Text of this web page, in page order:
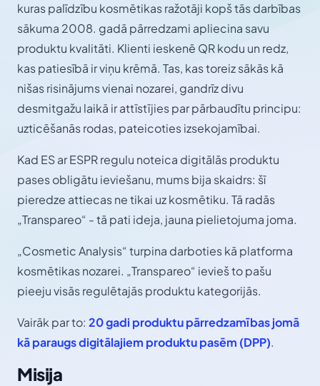
kuras palīdzību kosmētikas ražotāji kopš tās darbības
sākuma 2008. gadā pārredzami apliecina savu
produktu kvalitāti. Klienti ieskenē QR kodu un redz,
kas patiesībā ir viņu krēmā. Tas, kas toreiz sākās kā
nišas risinājums vienai nozarei, gandrīz divu
desmitgažu laikā ir attīstījies par pārbaudītu principu:
uzticēšanās rodas, pateicoties izsekojamībai.
Kad ES ar ESPR regulu noteica digitālās produktu
pases obligātu ieviešanu, mums bija skaidrs: šī
pieredze attiecas ne tikai uz kosmētiku. Tā radās
„Transpareo“ - tā pati ideja, jauna pielietojuma joma.
„Cosmetic Analysis“ turpina darboties kā platforma
kosmētikas nozarei. „Transpareo“ ievieš to pašu
pieeju visās regulētajās produktu kategorijās.
Vairāk par to: 20 gadi produktu pārredzamības jomā
kā paraugs digitālajiem produktu pasēm (DPP).
Misija